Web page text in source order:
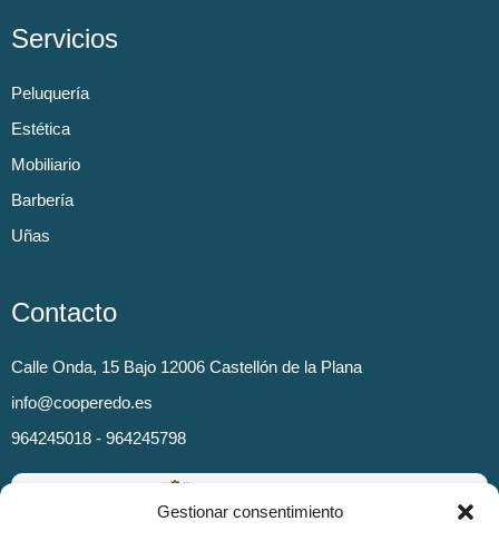
Gestionar consentimiento
Servicios
Peluquería
Estética
Mobiliario
Barbería
Uñas
Contacto
Calle Onda, 15 Bajo 12006 Castellón de la Plana
info@cooperedo.es
964245018 - 964245798